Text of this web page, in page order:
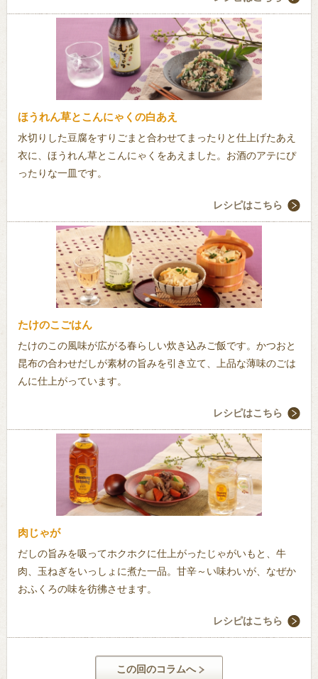
ほうれん草とこんにゃくの白あえ
水切りした豆腐をすりごまと合わせてまったりと仕上げたあえ
衣に、ほうれん草とこんにゃくをあえました。お酒のアテにぴ
ったりな一皿です。
レシピはこちら
たけのこごはん
たけのこの風味が広がる春らしい炊き込みご飯です。かつおと
昆布の合わせだしが素材の旨みを引き立て、上品な薄味のごは
んに仕上がっています。
レシピはこちら
肉じゃが
だしの旨みを吸ってホクホクに仕上がったじゃがいもと、牛
肉、玉ねぎをいっしょに煮た一品。甘辛～い味わいが、なぜか
おふくろの味を彷彿させます。
レシピはこちら
この回のコラムへ